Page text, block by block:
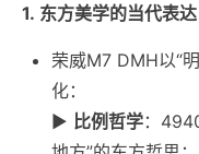
1. 东方美学的当代表达
荣威M7 DMH以“
化：
▶️ 比例哲学：